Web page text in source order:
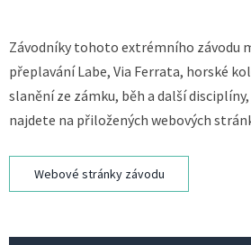
Závodníky tohoto extrémního závodu
přeplavání Labe, Via Ferrata, horské
slanění ze zámku, běh a další
najdete na přiložených webových
Webové stránky závodu